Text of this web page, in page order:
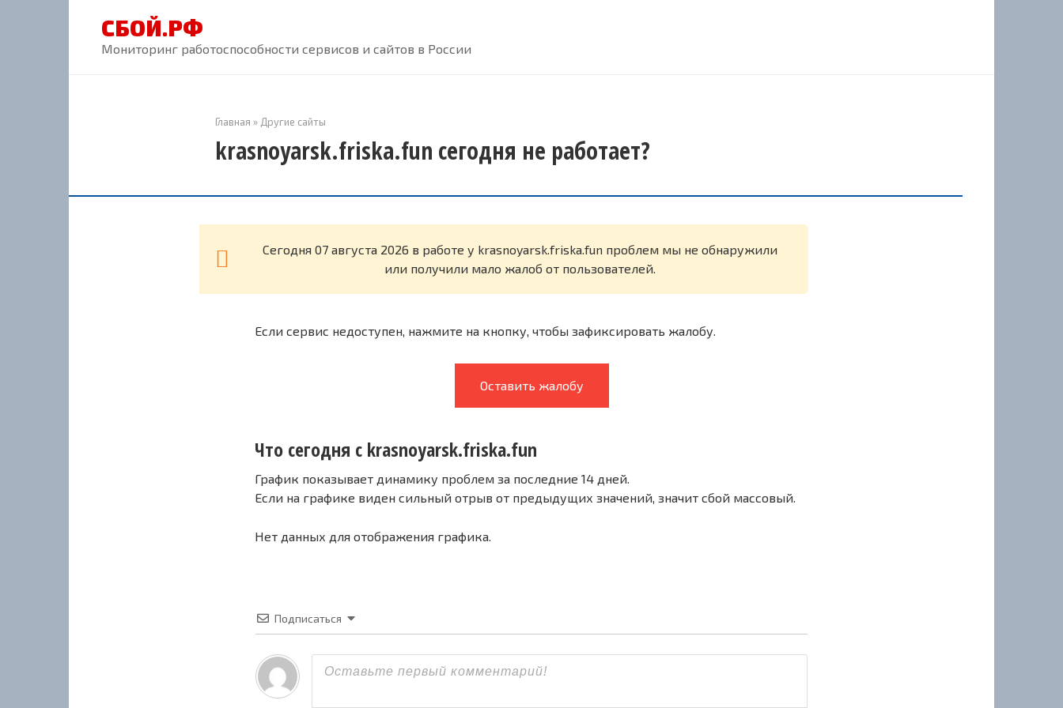
СБОЙ.РФ
Мониторинг работоспособности сервисов и сайтов в России
Главная » Другие сайты
krasnoyarsk.friska.fun сегодня не работает?
Cегодня 07 августа 2026 в работе у krasnoyarsk.friska.fun проблем мы не обнаружили
или получили мало жалоб от пользователей.
Если сервис недоступен, нажмите на кнопку, чтобы зафиксировать жалобу.
Оставить жалобу
Что сегодня с krasnoyarsk.friska.fun
График показывает динамику проблем за последние 14 дней.
Если на графике виден сильный отрыв от предыдущих значений, значит сбой массовый.
Нет данных для отображения графика.
Подписаться